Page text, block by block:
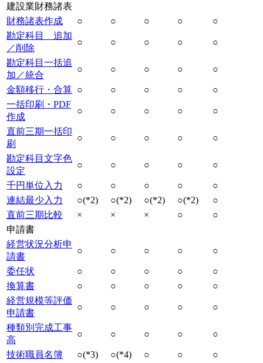
建設業財務諸表
財務諸表作成
○ ○ ○ ○
○
勘定科目 追加
／削除
○ ○ ○ ○ ○
勘定科目一括追
加／統合
○ ○ ○ ○ ○
金額移行・合算 ○ ○ ○ ○
○
一括印刷・PDF
作成
○ ○ ○ ○ ○
直前三期一括印
刷
○ ○ ○ ○ ○
勘定科目文字色
設定
○ ○ ○ ○ ○
千円単位入力 ○ ○ ○ ○
○
連結最少入力
○(*2) ○(*2) ○(*2) ○(*2)
○
直前三期比較
× × × ○
○
申請書
経営状況分析申
請書
○ ○ ○ ○ ○
委任状 ○ ○ ○ ○
○
換算書
○ ○ ○ ○
○
経営規模等評価
申請書
○ ○ ○ ○ ○
種類別完成工事
高
○ ○ ○ ○ ○
技術職員名簿 ○(*3) ○(*4) ○ ○
○